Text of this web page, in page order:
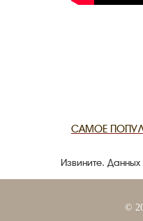
САМОЕ
Извините. Данных
©